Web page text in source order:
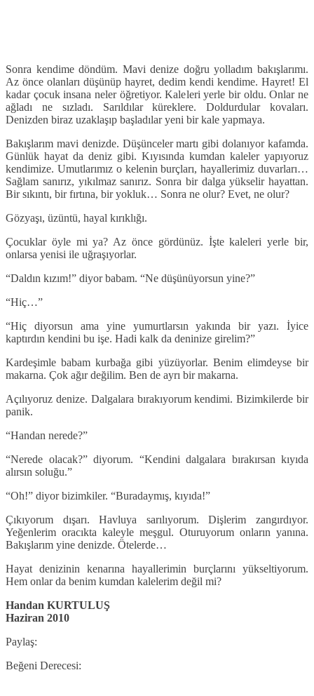
Sonra kendime döndüm. Mavi denize doğru yolladım bakışlarımı.
Az önce olanları düşünüp hayret, dedim kendi kendime. Hayret! El
kadar çocuk insana neler öğretiyor. Kaleleri yerle bir oldu. Onlar ne
ağladı ne sızladı. Sarıldılar küreklere. Doldurdular kovaları.
Denizden biraz uzaklaşıp başladılar yeni bir kale yapmaya.
Bakışlarım mavi denizde. Düşünceler martı gibi dolanıyor kafamda.
Günlük hayat da deniz gibi. Kıyısında kumdan kaleler yapıyoruz
kendimize. Umutlarımız o kelenin burçları, hayallerimiz duvarları…
Sağlam sanırız, yıkılmaz sanırız. Sonra bir dalga yükselir hayattan.
Bir sıkıntı, bir fırtına, bir yokluk… Sonra ne olur? Evet, ne olur?
Gözyaşı, üzüntü, hayal kırıklığı.
Çocuklar öyle mi ya? Az önce gördünüz. İşte kaleleri yerle bir,
onlarsa yenisi ile uğraşıyorlar.
“Daldın kızım!” diyor babam. “Ne düşünüyorsun yine?”
“Hiç…”
“Hiç diyorsun ama yine yumurtlarsın yakında bir yazı. İyice
kaptırdın kendini bu işe. Hadi kalk da deninize girelim?”
Kardeşimle babam kurbağa gibi yüzüyorlar. Benim elimdeyse bir
makarna. Çok ağır değilim. Ben de ayrı bir makarna.
Açılıyoruz denize. Dalgalara bırakıyorum kendimi. Bizimkilerde bir
panik.
“Handan nerede?”
“Nerede olacak?” diyorum. “Kendini dalgalara bırakırsan kıyıda
alırsın soluğu.”
“Oh!” diyor bizimkiler. “Buradaymış, kıyıda!”
Çıkıyorum dışarı. Havluya sarılıyorum. Dişlerim zangırdıyor.
Yeğenlerim oracıkta kaleyle meşgul. Oturuyorum onların yanına.
Bakışlarım yine denizde. Ötelerde…
Hayat denizinin kenarına hayallerimin burçlarını yükseltiyorum.
Hem onlar da benim kumdan kalelerim değil mi?
Handan KURTULUŞ
Haziran 2010
Paylaş:
Beğeni Derecesi: